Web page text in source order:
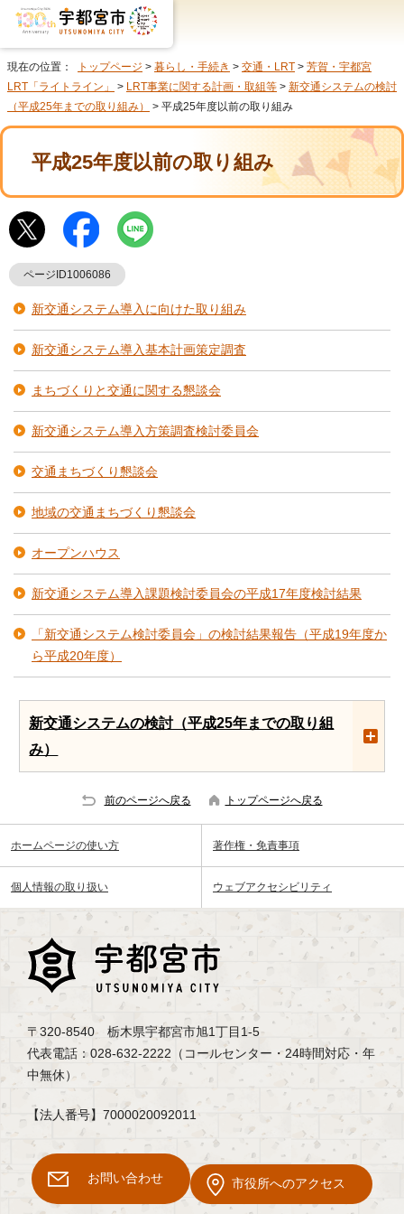
現在の位置： トップページ > 暮らし・手続き > 交通・LRT > 芳賀・宇都宮
LRT「ライトライン」
> LRT事業に関する計画・取組等 > 新交通システムの検討
（平成25年までの取り組み）
> 平成25年度以前の取り組み
平成25年度以前の取り組み
ページID1006086
新交通システム導入に向けた取り組み
新交通システム導入基本計画策定調査
まちづくりと交通に関する懇談会
新交通システム導入方策調査検討委員会
交通まちづくり懇談会
地域の交通まちづくり懇談会
オープンハウス
新交通システム導入課題検討委員会の平成17年度検討結果
「新交通システム検討委員会」の検討結果報告（平成19年度か
ら平成20年度）
新交通システムの検討（平成25年までの取り組
み）
前のページへ戻る トップページへ戻る
ホームページの使い方 著作権・免責事項
個人情報の取り扱い ウェブアクセシビリティ
〒320-8540 栃木県宇都宮市旭1丁目1-5
代表電話：028-632-2222（コールセンター・24時間対応・年
中無休）
【法人番号】7000020092011
お問い合わせ 市役所へのアクセス